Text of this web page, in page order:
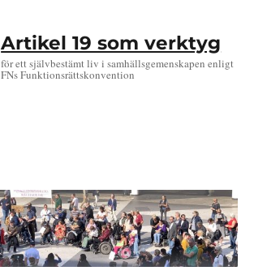
Artikel 19 som verktyg
för ett självbestämt liv i samhällsgemenskapen enligt
FNs Funktionsrättskonvention